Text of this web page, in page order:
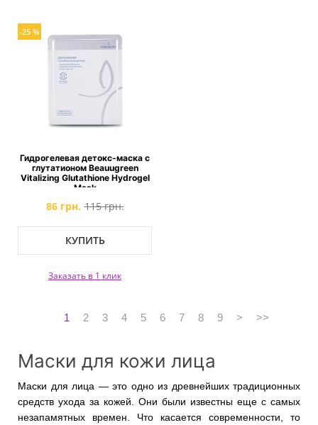
-25 %
Гидрогелевая детокс-маска с
глутатионом Beauugreen
Vitalizing Glutathione Hydrogel
Mask
86 грн. 115 грн.
КУПИТЬ
Заказать в 1 клик
1 2 3 4 5 6 7 8 9 > >>
Маски для кожи лица
Маски для лица — это одно из древнейших традиционных
средств ухода за кожей. Они были известны еще с самых
незапамятных времен. Что касается современности, то